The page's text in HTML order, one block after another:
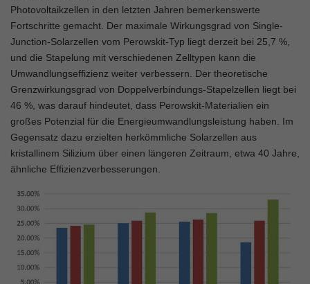
Photovoltaikzellen in den letzten Jahren bemerkenswerte
Fortschritte gemacht. Der maximale Wirkungsgrad von Single-
Junction-Solarzellen vom Perowskit-Typ liegt derzeit bei 25,7 %,
und die Stapelung mit verschiedenen Zelltypen kann die
Umwandlungseffizienz weiter verbessern. Der theoretische
Grenzwirkungsgrad von Doppelverbindungs-Stapelzellen liegt bei
46 %, was darauf hindeutet, dass Perowskit-Materialien ein
großes Potenzial für die Energieumwandlungsleistung haben. Im
Gegensatz dazu erzielten herkömmliche Solarzellen aus
kristallinem Silizium über einen längeren Zeitraum, etwa 40 Jahre,
ähnliche Effizienzverbesserungen.